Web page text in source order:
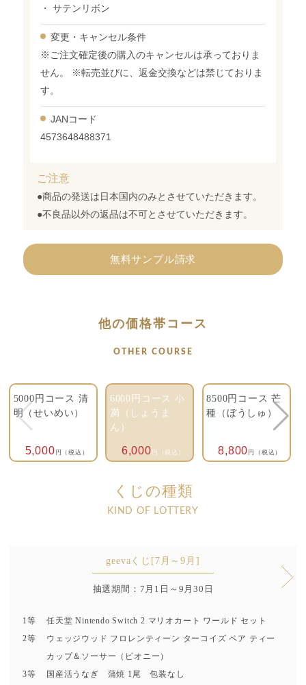
・ サテンリボン
変更・ キャンセル条件
※ご注文確定後の購入のキャンセルは承っておりま
せん。 ※転売並びに、返金交換などは禁じておりま
す。
JANコード
4573648488371
ご注意
●商品の発送は日本国内のみとさせていただきます。
●不良品以外の返品は不可とさせていただきます。
無料サンプル請求
他の価格帯コース
OTHER COURSE
5000円コース 清
明（せいめい）
5,000 円（税込）
6000円コース 小
満（しょうま
ん）
6,000 円（税込）
8500円コース 芒
種（ぼうしゅ）
8,800 円（税込）
くじの種類
KIND OF LOTTERY
geevaくじ[7月～9月]
抽選期間：7月1日～9月30日
1等
任天堂 Nintendo Switch 2 マリオカート ワールド セット
2等
ウェッジウッド フロレンティーン ターコイズ ペア ティー
カップ＆ソーサー（ピオニー）
3等
国産活うなぎ 蒲焼 1尾 包装なし